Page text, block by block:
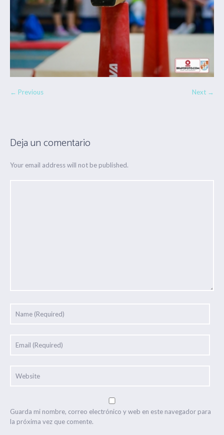
← Previous Next →
Deja un comentario
Your email address will not be published.
Guarda mi nombre, correo electrónico y web en este navegador para
la próxima vez que comente.